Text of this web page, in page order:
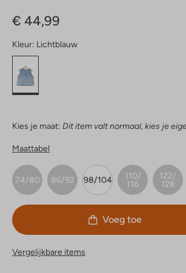
€ 44,99
Kleur: Lichtblauw
Kies je maat: Dit item valt normaal, kies je
Maattabel
74/80 86/92 98/104
110/
116
122/
128
Voeg toe
Vergelijkbare items